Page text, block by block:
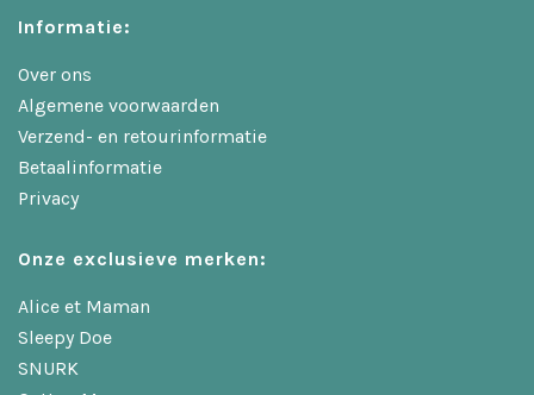
Informatie:
Over ons
Algemene voorwaarden
Verzend- en retourinformatie
Betaalinformatie
Privacy
Onze exclusieve merken:
Alice et Maman
Sleepy Doe
SNURK